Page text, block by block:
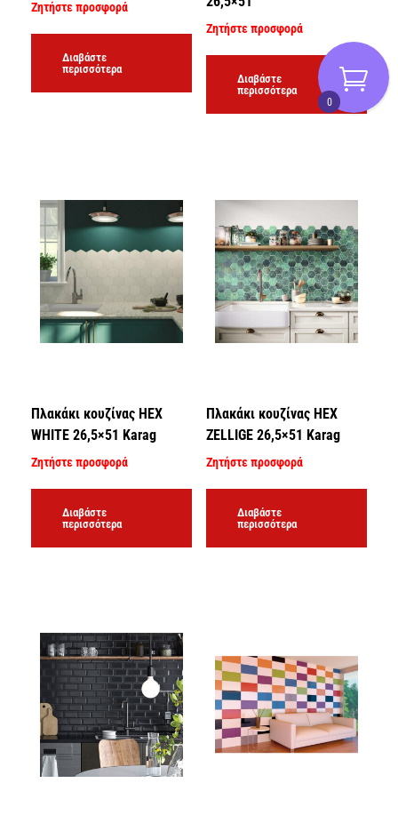
Ζητήστε προσφορά
Διαβάστε
περισσότερα
Ζητήστε προσφορά
Διαβάστε
περισσότερα
Πλακάκι κουζίνας HEX
WHITE 26,5×51 Karag
Ζητήστε προσφορά
Διαβάστε
περισσότερα
Πλακάκι κουζίνας HEX
ZELLIGE 26,5×51 Karag
Ζητήστε προσφορά
Διαβάστε
περισσότερα
0